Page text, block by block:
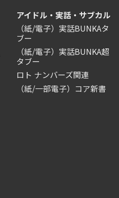
アイドル・実話・サブカル
（紙/電子）実話BUNKAタ
ブー
（紙/電子）実話BUNKA超
タブー
ロト ナンバーズ関連
（紙/一部電子）コア新書